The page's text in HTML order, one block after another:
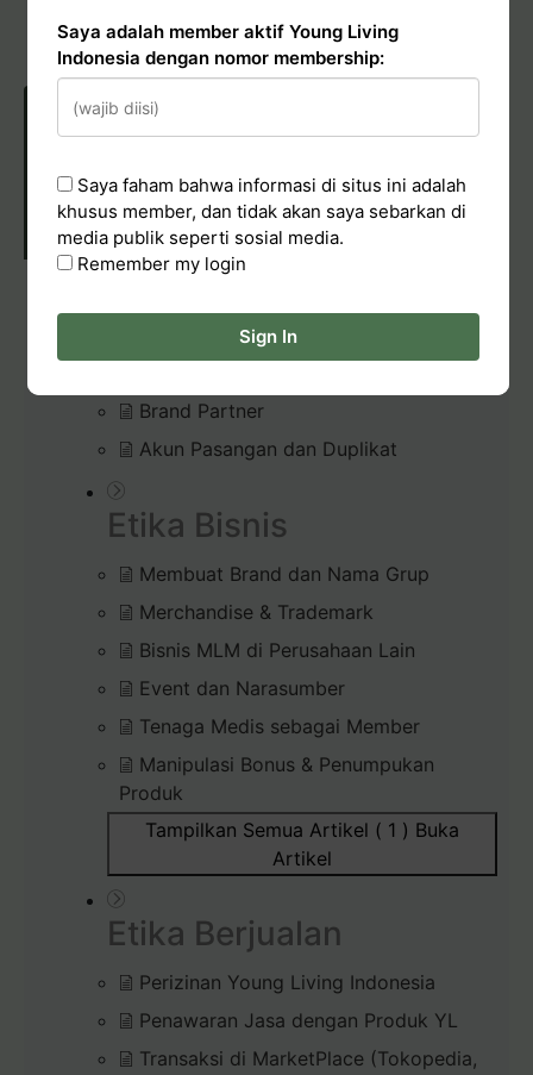
Pelaporan Pelanggaran
POLICIES & CONDUCT
Membership
Brand Partner
Akun Pasangan dan Duplikat
Etika Bisnis
Membuat Brand dan Nama Grup
Merchandise & Trademark
Bisnis MLM di Perusahaan Lain
Event dan Narasumber
Tenaga Medis sebagai Member
Manipulasi Bonus & Penumpukan
Produk
Tampilkan Semua Artikel ( 1 ) Buka
Artikel
Etika Berjualan
Perizinan Young Living Indonesia
Penawaran Jasa dengan Produk YL
Transaksi di MarketPlace (Tokopedia,
Saya adalah member aktif Young Living
Indonesia dengan nomor membership:
Saya faham bahwa informasi di situs ini adalah
khusus member, dan tidak akan saya sebarkan di
media publik seperti sosial media.
Remember my login
Sign In